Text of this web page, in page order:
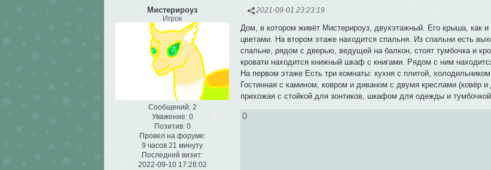
2021-09-01 23:23:19
Мистерироуз
Игрок
Сообщений:2
Уважение: 0
Позитив: 0
Провел на форуме:
9 часов 21 минуту
Последний визит:
2022-09-10 17:28:02
Дом, в котором живёт Мистерироуз, двухэтажный. Его крыша, как
цветами. На втором этаже находится спальня. Из спальни есть
спальне, рядом с дверью, ведущей на балкон, стоят тумбочка и
кровати находится книжный шкаф с книгами. Рядом с ним
На первом этаже Есть три комнаты: кухня с плитой,
Гостинная с камином, ковром и диваном с двумя креслами (ковёр
прихожая с стойкой для зонтиков, шкафом для одежды и
0